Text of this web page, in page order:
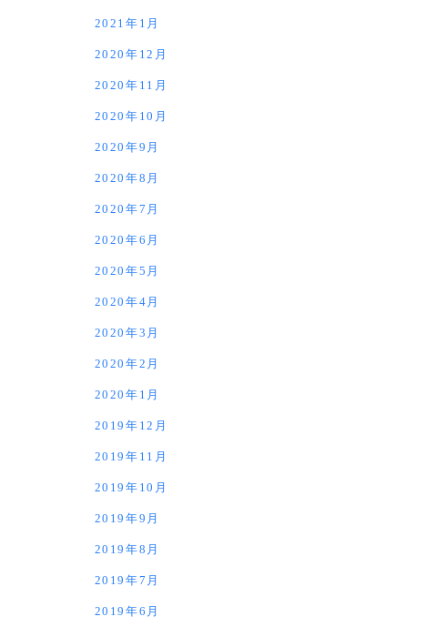
2021年1月
2020年12月
2020年11月
2020年10月
2020年9月
2020年8月
2020年7月
2020年6月
2020年5月
2020年4月
2020年3月
2020年2月
2020年1月
2019年12月
2019年11月
2019年10月
2019年9月
2019年8月
2019年7月
2019年6月